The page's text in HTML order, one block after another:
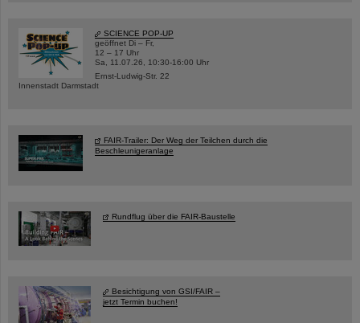
SCIENCE POP-UP
geöffnet Di – Fr,
12 – 17 Uhr
Sa, 11.07.26, 10:30-16:00 Uhr
Ernst-Ludwig-Str. 22
Innenstadt Darmstadt
FAIR-Trailer: Der Weg der Teilchen durch die
Beschleunigeranlage
Rundflug über die FAIR-Baustelle
Besichtigung von GSI/FAIR –
jetzt Termin buchen!